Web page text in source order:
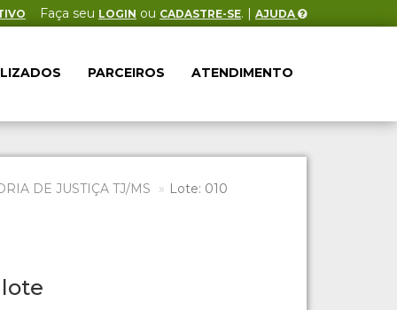
Faça seu LOGIN ou CADASTRE-SE. | AJUDA
PARCEIROS ATENDIMENTO
DE JUSTIÇA TJ/MS Lote: 010